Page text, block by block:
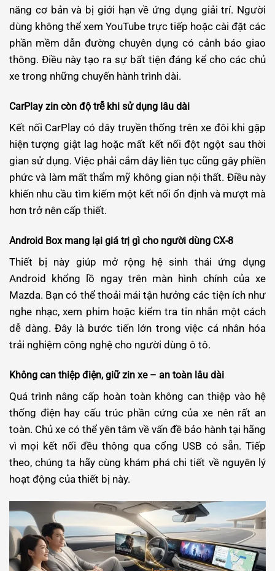
năng cơ bản và bị giới hạn về ứng dụng giải trí. Người
dùng không thể xem YouTube trực tiếp hoặc cài đặt các
phần mềm dẫn đường chuyên dụng có cảnh báo giao
thông. Điều này tạo ra sự bất tiện đáng kể cho các chủ
xe trong những chuyến hành trình dài.
CarPlay zin còn độ trễ khi sử dụng lâu dài
Kết nối CarPlay có dây truyền thống trên xe đôi khi gặp
hiện tượng giật lag hoặc mất kết nối đột ngột sau thời
gian sử dụng. Việc phải cắm dây liên tục cũng gây phiền
phức và làm mất thẩm mỹ không gian nội thất. Điều này
khiến nhu cầu tìm kiếm một kết nối ổn định và mượt mà
hơn trở nên cấp thiết.
Android Box mang lại giá trị gì cho người dùng CX-8
Thiết bị này giúp mở rộng hệ sinh thái ứng dụng
Android khổng lồ ngay trên màn hình chính của xe
Mazda. Bạn có thể thoải mái tận hưởng các tiện ích như
nghe nhạc, xem phim hoặc kiểm tra tin nhắn một cách
dễ dàng. Đây là bước tiến lớn trong việc cá nhân hóa
trải nghiệm công nghệ cho người dùng ô tô.
Không can thiệp điện, giữ zin xe – an toàn lâu dài
Quá trình nâng cấp hoàn toàn không can thiệp vào hệ
thống điện hay cấu trúc phần cứng của xe nên rất an
toàn. Chủ xe có thể yên tâm về vấn đề bảo hành tại hãng
vì mọi kết nối đều thông qua cổng USB có sẵn. Tiếp
theo, chúng ta hãy cùng khám phá chi tiết về nguyên lý
hoạt động của thiết bị này.